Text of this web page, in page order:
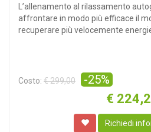
L’allenamento al rilassamento
affrontare in modo più efficace il
recuperare più velocemente
Costo: € 299,00 -25%
€
Richiedi